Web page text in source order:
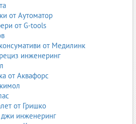
от Аутоматор
от G-tools
от Медилинк
инженеринг
от Аквафорс
от Гришко
джи инженеринг